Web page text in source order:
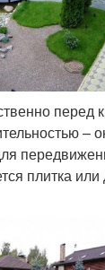
перед
–
плитка или